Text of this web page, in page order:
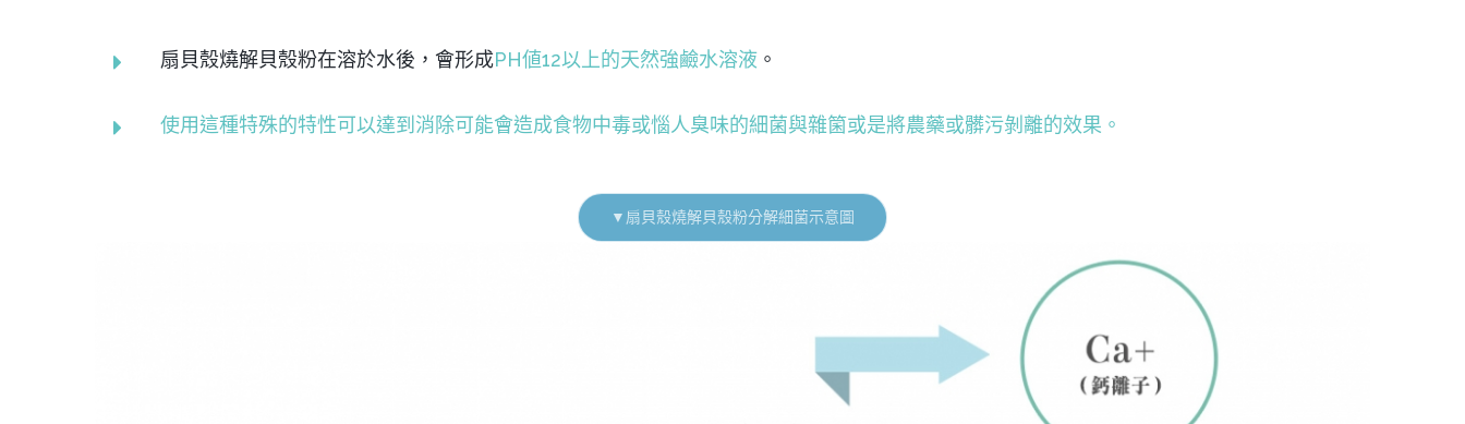
扇貝殼燒解貝殼粉在溶於水後，會形成PH値12以上的天然強鹼水溶液 。
使用這種特殊的特性可以達到消除可能會造成食物中毒或惱人臭味的細菌與雜箘或是將農藥或髒污剝離的效果。
▼扇貝殼燒解貝殼粉分解細菌示意圖